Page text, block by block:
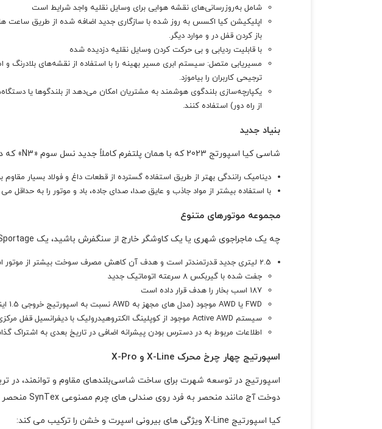
شامل به‌روزرسانی‌های نقشه هوایی برای وسایل نقلیه واجد شرایط است
اپلیکیشن کیا اکسس به روز شده با سازگاری جدید اضافه شده از طریق ساعت
باز کردن قفل در و موارد دیگر.
با قابلیت ردیابی و بی حرکت کردن وسایل نقلیه دزدیده شده
مسیریابی متصل: سیستم ابری مسیر بهینه را با استفاده از نقشه‌های
ترجیحی کاربران را بیاموزد.
از راه دور) استفاده کنند.
بنیاد جدید
شاسی کیا اسپورتج 2023 که با همان پلتفرم کاملاً جدید نسل سوم «N3» که در سورنتو یافت می‌شود، پایه‌ای سفت و سخت ایجاد می‌کند و هدف آن ارائه:
دینامیک رانندگی بهتر از طریق استفاده گسترده از قطعات داغ و فولاد بسیار
با استفاده بیشتر از مواد جاذب و عایق صدا، صدای جاده، باد و موتور را به حداقل
مجموعه موتورهای متنوع
چه یک ماجراجوی شهری یا یک کاوشگر خارج از سنگفرش باشید، یک Sportage برای شما وجود دارد.
2.5 لیتری جدید قدرتمندتر است و هدف آن کاهش مصرف سوخت بیشتر از موتور است
جفت شده با گیربکس 8 سرعته اتوماتیک جدید
187 اسب بخار را هدف قرار داده است
FWD یا AWD موجود (مدل های مجهز به AWD نسبت به اسپورتیج خروجی 1.5 اینچ از زمین فاصله دارند)
سیستم Active AWD موجود از کوپلینگ الکتروهیدرولیک با دیفرانسیل قفل مرکزی برای توزیع فعال نیرو بین چرخ‌های جلو و عقب بسته به جاده و شرایط رانندگی استفاده می‌کند.
اطلاعات مربوط به در دسترس بودن پیشرانه اضافی در تاریخ بعدی به اشتراک
اسپورتیج چهار چرخ محرک X-Line و X-Pro
دوخت آج مانند منحصر به فرد روی صندلی های چرم مصنوعی SynTex منحصر به فرد و عرضه می شوند.
کیا اسپورتیج X-Line ویژگی های بیرونی اسپرت و خشن را ترکیب می کند: